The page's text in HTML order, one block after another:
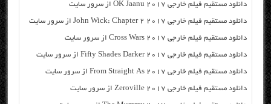
دانلود مستقیم فیلم خارجی OK Jaanu 2017 از سرور سایت
دانلود مستقیم فیلم خارجی John Wick: Chapter 2 2017 از سرور سایت
دانلود مستقیم فیلم خارجی Cross Wars 2017 از سرور سایت
دانلود مستقیم فیلم خارجی Fifty Shades Darker 2017 از سرور سایت
دانلود مستقیم فیلم خارجی From Straight As 2017 از سرور سایت
دانلود مستقیم فیلم خارجی Zeroville 2017 از سرور سایت